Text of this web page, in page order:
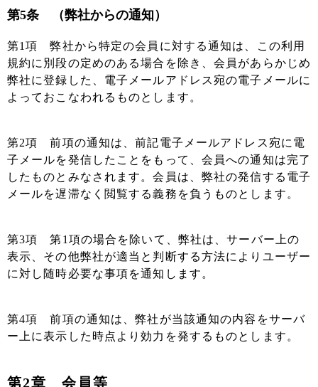
第5条 （弊社からの通知）
第1項 弊社から特定の会員に対する通知は、この利用
規約に別段の定めのある場合を除き、会員があらかじめ
弊社に登録した、電子メールアドレス宛の電子メールに
よっておこなわれるものとします。
第2項 前項の通知は、前記電子メールアドレス宛に電
子メールを発信したことをもって、会員への通知は完了
したものとみなされます。会員は、弊社の発信する電子
メールを遅滞なく閲覧する義務を負うものとします。
第3項 第1項の場合を除いて、弊社は、サーバー上の
表示、その他弊社が適当と判断する方法によりユーザー
に対し随時必要な事項を通知します。
第4項 前項の通知は、弊社が当該通知の内容をサーバ
ー上に表示した時点より効力を発するものとします。
第2章 会員等